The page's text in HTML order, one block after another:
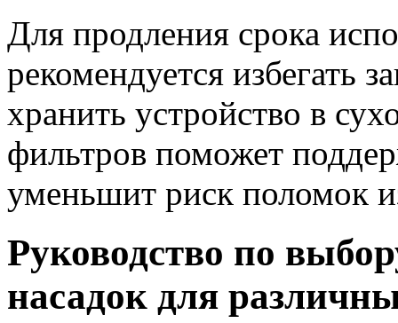
Для продления срока
рекомендуется избегать
хранить устройство в
фильтров поможет
уменьшит риск поломок
Руководство по
насадок для